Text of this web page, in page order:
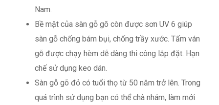
Nam.
Bề mặt của sàn gỗ gõ còn được sơn UV 6 giúp
sàn gỗ chống bám bụi, chống trầy xước. Tấm ván
gỗ được chạy hèm dễ dàng thi công lắp đặt. Hạn
chế sử dụng keo dán.
Sàn gỗ gõ đỏ có tuổi thọ từ 50 năm trở lên. Trong
quá trình sử dụng bạn có thể chà nhám, làm mới